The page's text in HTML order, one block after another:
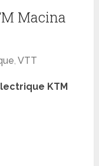
Macina
,VTT
KTM